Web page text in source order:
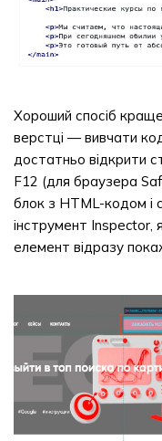
Хороший спосіб
верстці — вивчати
достатньо відкрити
F12 (для браузера
блок з HTML-кодом і
інструмент Inspector,
елемент відразу